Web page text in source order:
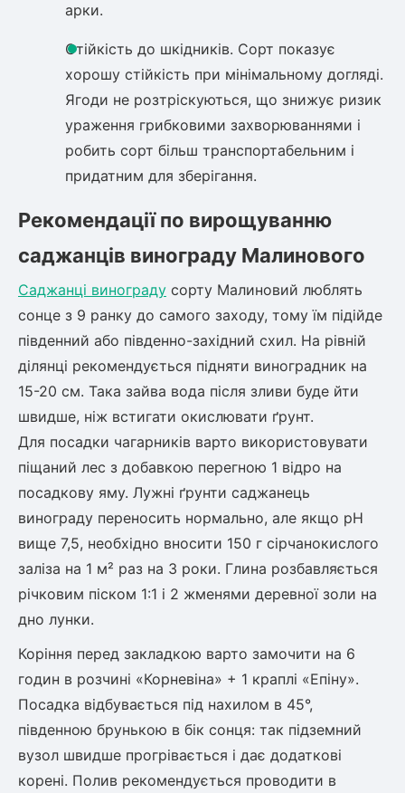
Рослини що в'ються
Гліцинія (Вістерія)
Жимолость декоративна
Плющ
Клематіс
арки.
Стійкість до шкідників. Сорт показує
хорошу стійкість при мінімальному догляді.
Ягоди не розтріскуються, що знижує ризик
ураження грибковими захворюваннями і
робить сорт більш транспортабельним і
придатним для зберігання.
Рекомендації по вирощуванню
саджанців винограду Малинового
Саджанці винограду сорту Малиновий люблять
сонце з 9 ранку до самого заходу, тому їм підійде
південний або південно-західний схил. На рівній
ділянці рекомендується підняти виноградник на
15-20 см. Така зайва вода після зливи буде йти
швидше, ніж встигати окислювати ґрунт.
Для посадки чагарників варто використовувати
піщаний лес з добавкою перегною 1 відро на
посадкову яму. Лужні ґрунти саджанець
винограду переносить нормально, але якщо pH
вище 7,5, необхідно вносити 150 г сірчанокислого
заліза на 1 м² раз на 3 роки. Глина розбавляється
річковим піском 1:1 і 2 жменями деревної золи на
дно лунки.
Коріння перед закладкою варто замочити на 6
годин в розчині «Корневіна» + 1 краплі «Епіну».
Посадка відбувається під нахилом в 45°,
південною брунькою в бік сонця: так підземний
вузол швидше прогрівається і дає додаткові
корені. Полив рекомендується проводити в